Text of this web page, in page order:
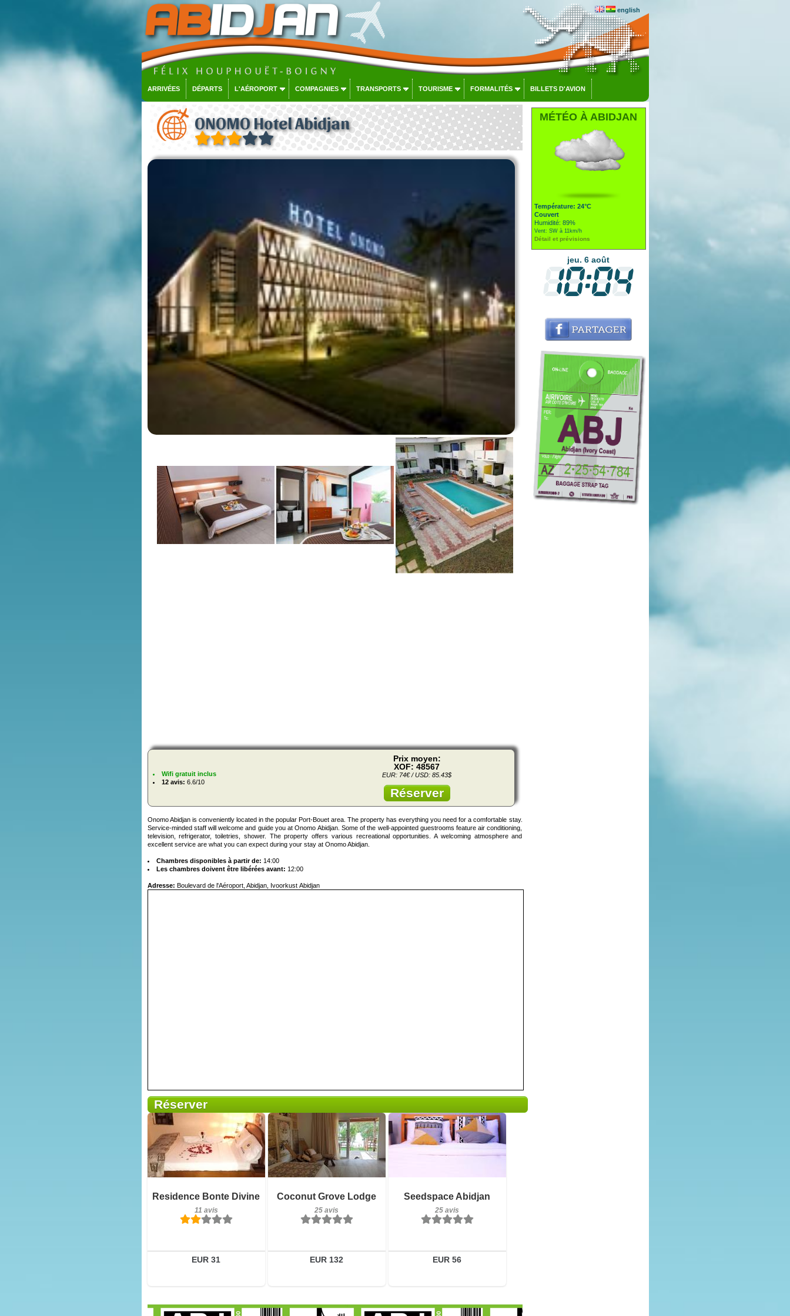
english
ARRIVÉES DÉPARTS L'AÉROPORT COMPAGNIES TRANSPORTS TOURISME FORMALITÉS BILLETS D'AVION
ONOMO Hotel Abidjan
Wifi gratuit inclus
12 avis: 6.6/10
Prix moyen:
XOF: 48567
EUR: 74€ / USD: 85.43$
Réserver
Onomo Abidjan is conveniently located in the popular Port-Bouet area. The property has everything you need for a comfortable stay.
Service-minded staff will welcome and guide you at Onomo Abidjan. Some of the well-appointed guestrooms feature air conditioning,
television, refrigerator, toiletries, shower. The property offers various recreational opportunities. A welcoming atmosphere and
excellent service are what you can expect during your stay at Onomo Abidjan.
Chambres disponibles à partir de: 14:00
Les chambres doivent être libérées avant: 12:00
Adresse: Boulevard de l'Aéroport, Abidjan, Ivoorkust Abidjan
Réserver
Residence Bonte Divine
11 avis
EUR 31
11 avis
Détails
Réserver
Coconut Grove Lodge
25 avis
EUR 132
25 avis
Détails
Réserver
Seedspace Abidjan
25 avis
EUR 56
Détails
Réserver
MÉTÉO À ABIDJAN
Température: 24°C
Couvert
Humidité: 89%
Vent: SW à 11km/h
Détail et prévisions
jeu. 6 août